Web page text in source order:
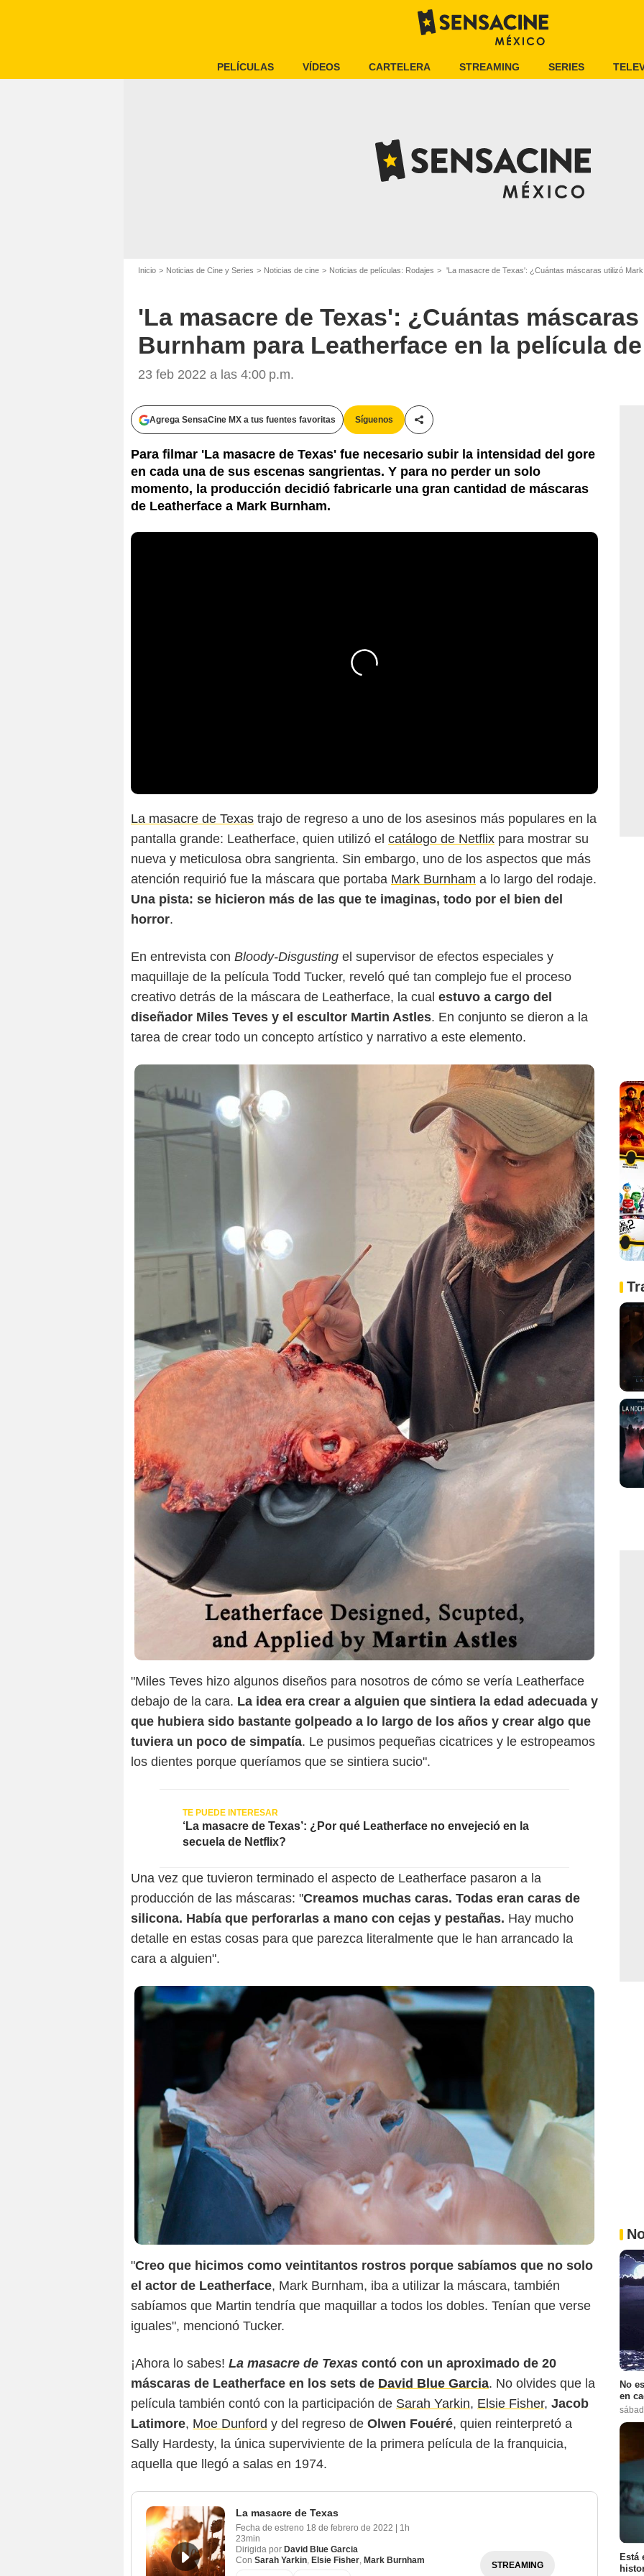
PELÍCULAS VÍDEOS CARTELERA STREAMING SERIES
Inicio Noticias de Cine y Series Noticias de cine Noticias de películas: Rodajes 'La masacre de Texas': ¿Cuántas máscaras utilizó
'La masacre de Texas': ¿Cuántas
Burnham para Leatherface en la película
23 feb 2022 a las 4:00 p.m.
Agrega SensaCine MX a tus fuentes favoritas Síguenos
Compartir esta noticia
Para filmar 'La masacre de Texas' fue necesario subir la intensidad del gore
en cada una de sus escenas sangrientas. Y para no perder un solo
momento, la producción decidió fabricarle una gran cantidad de máscaras
de Leatherface a Mark Burnham.
La masacre de Texas trajo de regreso a uno de los asesinos más populares en la
pantalla grande: Leatherface, quien utilizó el catálogo de Netflix para mostrar su
nueva y meticulosa obra sangrienta. Sin embargo, uno de los aspectos que más
atención requirió fue la máscara que portaba Mark Burnham a lo largo del rodaje.
Una pista: se hicieron más de las que te imaginas, todo por el bien del
horror.
En entrevista con Bloody-Disgusting el supervisor de efectos especiales y
maquillaje de la película Todd Tucker, reveló qué tan complejo fue el proceso
creativo detrás de la máscara de Leatherface, la cual estuvo a cargo del
diseñador Miles Teves y el escultor Martin Astles. En conjunto se dieron a la
tarea de crear todo un concepto artístico y narrativo a este elemento.
Bloody-Disgusting
"Miles Teves hizo algunos diseños para nosotros de cómo se vería Leatherface
debajo de la cara. La idea era crear a alguien que sintiera la edad adecuada y
que hubiera sido bastante golpeado a lo largo de los años y crear algo que
tuviera un poco de simpatía. Le pusimos pequeñas cicatrices y le estropeamos
los dientes porque queríamos que se sintiera sucio".
‘La masacre de Texas’: ¿Por qué Leatherface no envejeció en la
secuela de Netflix?
Una vez que tuvieron terminado el aspecto de Leatherface pasaron a la
producción de las máscaras: "Creamos muchas caras. Todas eran caras de
silicona. Había que perforarlas a mano con cejas y pestañas. Hay mucho
detalle en estas cosas para que parezca literalmente que le han arrancado la
cara a alguien".
"Creo que hicimos como veintitantos rostros porque sabíamos que no solo
el actor de Leatherface, Mark Burnham, iba a utilizar la máscara, también
sabíamos que Martin tendría que maquillar a todos los dobles. Tenían que verse
iguales", mencionó Tucker.
¡Ahora lo sabes! La masacre de Texas contó con un aproximado de 20
máscaras de Leatherface en los sets de David Blue Garcia. No olvides que la
película también contó con la participación de Sarah Yarkin, Elsie Fisher, Jacob
Latimore, Moe Dunford y del regreso de Olwen Fouéré, quien reinterpretó a
Sally Hardesty, la única superviviente de la primera película de la franquicia,
aquella que llegó a salas en 1974.
La masacre de Texas
Fecha de estreno 18 de febrero de 2022 | 1h
23min
Dirigida por David Blue Garcia
Con Sarah Yarkin Elsie Fisher Mark Burnham
STREAMING
No
en
Está